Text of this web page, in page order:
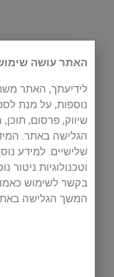
האתר עושה
נוספות, על מנת
שיווק, פרסום,
הגלישה באתר.
וטכנולוגיות
בקשר לשימוש
המשך הגלישה